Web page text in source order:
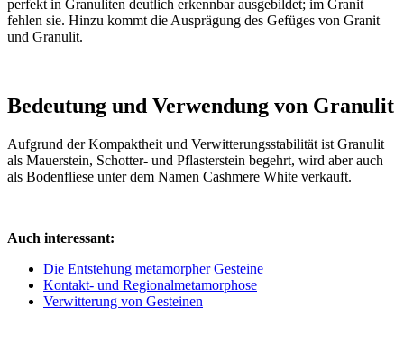
perfekt in Granuliten deutlich erkennbar ausgebildet; im Granit
fehlen sie. Hinzu kommt die Ausprägung des Gefüges von Granit
und Granulit.
Bedeutung und Verwendung von Granulit
Aufgrund der Kompaktheit und Verwitterungsstabilität ist Granulit
als Mauerstein, Schotter- und Pflasterstein begehrt, wird aber auch
als Bodenfliese unter dem Namen Cashmere White verkauft.
Auch interessant:
Die Entstehung metamorpher Gesteine
Kontakt- und Regionalmetamorphose
Verwitterung von Gesteinen